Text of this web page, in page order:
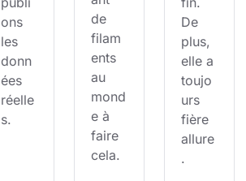
ons
les
donn
ées
réelle
s.
de
filam
ents
au
mond
e à
faire
cela.
De
plus,
elle a
toujo
urs
fière
allure
.